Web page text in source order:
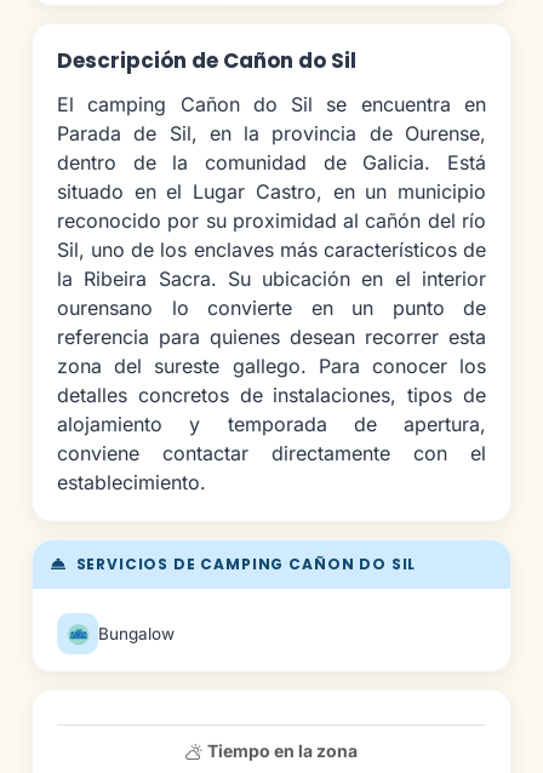
SERVICIOS DE CAMPING CAÑON DO SIL
Bungalow
Descripción de Cañon do Sil
El camping Cañon do Sil se encuentra en
Parada de Sil, en la provincia de Ourense,
dentro de la comunidad de Galicia. Está
situado en el Lugar Castro, en un municipio
reconocido por su proximidad al cañón del río
Sil, uno de los enclaves más característicos de
la Ribeira Sacra. Su ubicación en el interior
ourensano lo convierte en un punto de
referencia para quienes desean recorrer esta
zona del sureste gallego. Para conocer los
detalles concretos de instalaciones, tipos de
alojamiento y temporada de apertura,
conviene contactar directamente con el
establecimiento.
Tiempo en la zona